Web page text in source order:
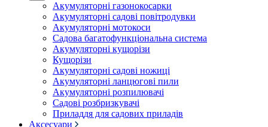
Акумуляторні газонокосарки
Акумуляторні садові повітродувки
Акумуляторні мотокоси
Садова багатофункціональна система
Акумуляторні кущорізи
Кущорізи
Акумуляторні садові ножиці
Акумуляторні ланцюгові пили
Акумуляторні розпилювачі
Садові розбризкувачі
Приладдя для садових приладів
Аксесуари